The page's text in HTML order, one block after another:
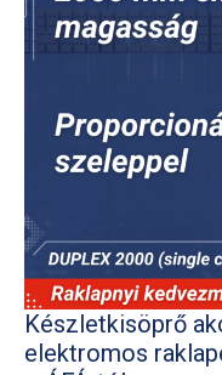
Készletkisöprő
elektromos